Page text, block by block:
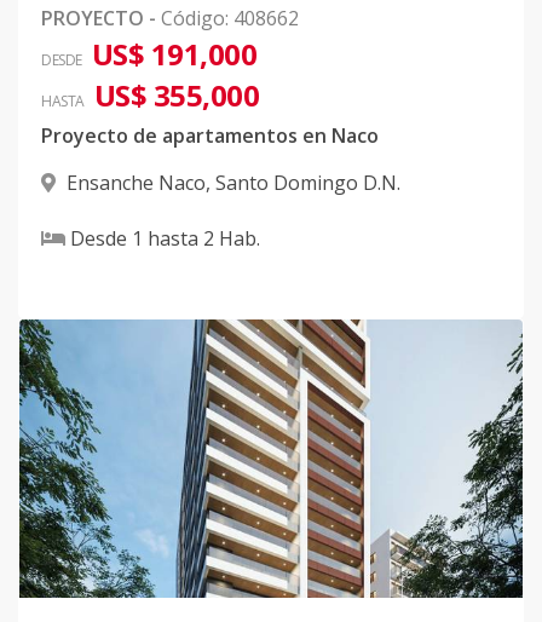
PROYECTO - Código: 408662
DESDE US$ 191,000
HASTA US$ 355,000
Proyecto de apartamentos en Naco
Ensanche Naco, Santo Domingo D.N.
Desde 1 hasta 2 Hab.